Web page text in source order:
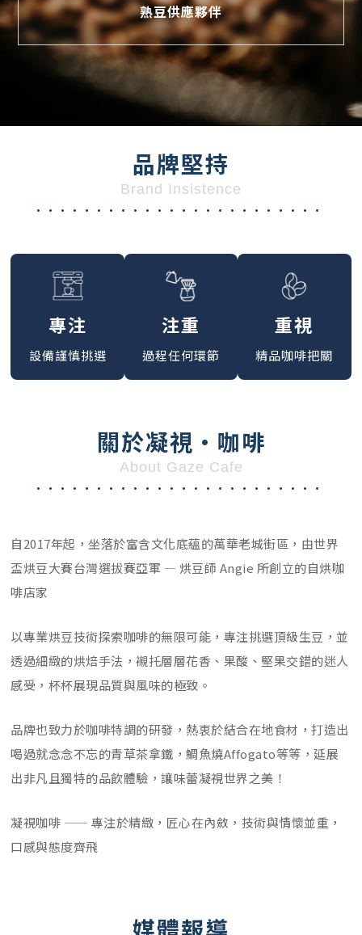
熟豆供應夥伴
品牌堅持
Brand Insistence
........................
專注
設備謹慎挑選
注重
過程任何環節
重視
精品咖啡把關
關於凝視·咖啡
About Gaze Cafe
........................
自2017年起，坐落於富含文化底蘊的萬華老城街區，由世界
盃烘豆大賽台灣選拔賽亞軍 — 烘豆師 Angie 所創立的自烘咖
啡店家
以專業烘豆技術探索咖啡的無限可能，專注挑選頂級生豆，並
透過細緻的烘焙手法，襯托層層花香、果酸、堅果交錯的迷人
感受，杯杯展現品質與風味的極致。
品牌也致力於咖啡特調的研發，熱衷於結合在地食材，打造出
喝過就念念不忘的青草茶拿鐵，鯛魚燒Affogato等等，延展
出非凡且獨特的品飲體驗，讓味蕾凝視世界之美！
凝視咖啡 —— 專注於精緻，匠心在內斂，技術與情懷並重，
口感與態度齊飛
媒體報導